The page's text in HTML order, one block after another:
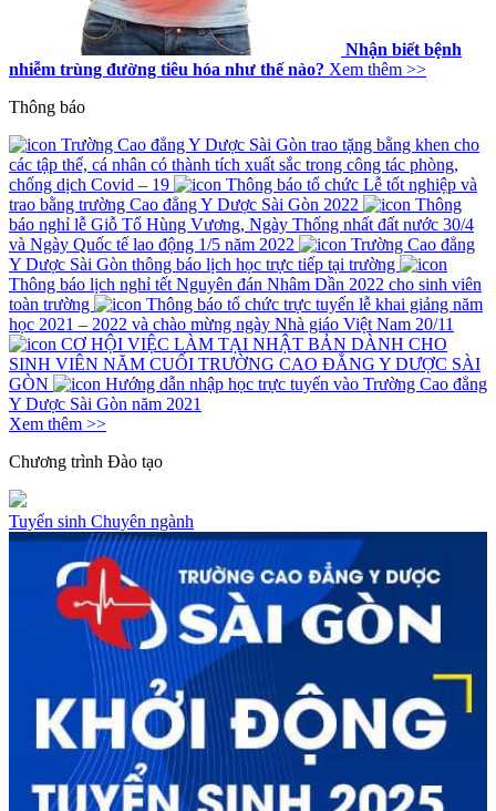
Nhận biết bệnh
nhiễm trùng đường tiêu hóa như thế nào? Xem thêm >>
Thông báo
Trường Cao đẳng Y Dược Sài Gòn trao tặng bằng khen cho
các tập thể, cá nhân có thành tích xuất sắc trong công tác phòng,
chống dịch Covid – 19
Thông báo tổ chức Lễ tốt nghiệp và
trao bằng trường Cao đẳng Y Dược Sài Gòn 2022
Thông
báo nghỉ lễ Giỗ Tổ Hùng Vương, Ngày Thống nhất đất nước 30/4
và Ngày Quốc tế lao động 1/5 năm 2022
Trường Cao đẳng
Y Dược Sài Gòn thông báo lịch học trực tiếp tại trường
Thông báo lịch nghỉ tết Nguyên đán Nhâm Dần 2022 cho sinh viên
toàn trường
Thông báo tổ chức trực tuyến lễ khai giảng năm
học 2021 – 2022 và chào mừng ngày Nhà giáo Việt Nam 20/11
CƠ HỘI VIỆC LÀM TẠI NHẬT BẢN DÀNH CHO
SINH VIÊN NĂM CUỐI TRƯỜNG CAO ĐẲNG Y DƯỢC SÀI
GÒN
Hướng dẫn nhập học trực tuyến vào Trường Cao đẳng
Y Dược Sài Gòn năm 2021
Xem thêm >>
Chương trình Đào tạo
Tuyển sinh Chuyên ngành